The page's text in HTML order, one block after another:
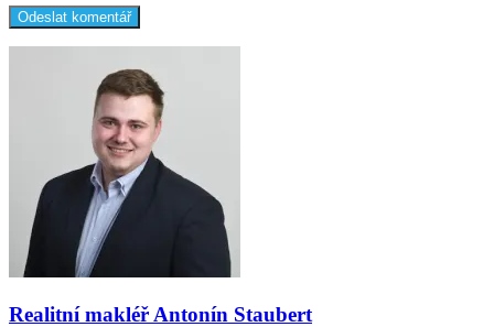
Realitní makléř Antonín Staubert